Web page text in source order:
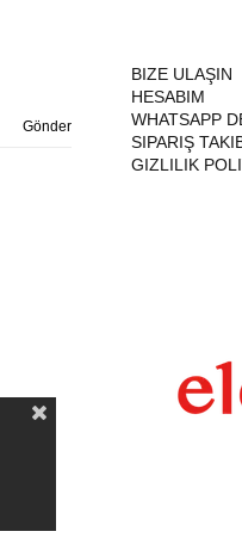
Gönder
BIZE ULAŞIN
HESABIM
WHATSAPP
SIPARIŞ
GIZLILIK